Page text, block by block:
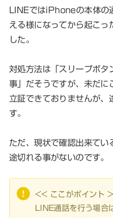
LINEではiPhoneの本体の
える様になってから起こっ
した。
対処方法は「スリープボタ
事」だそうですが、未だに
立証できておりませんが、
す。
ただ、現状で確認出来てい
途切れる事がないのです。
<< ここがポイント
LINE通話を行う場合